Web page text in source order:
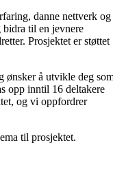
danne nettverk og
til en jevnere
Prosjektet er støttet
ønsker å utvikle deg
opp inntil 16 deltakere
og vi oppfordrer
til prosjektet.